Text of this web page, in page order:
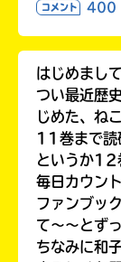
コメント 400
はじめまし
つい最近歴
じめた、ね
11巻まで読
というか12
毎日カウン
ファンブッ
て〜〜とず
ちなみに和